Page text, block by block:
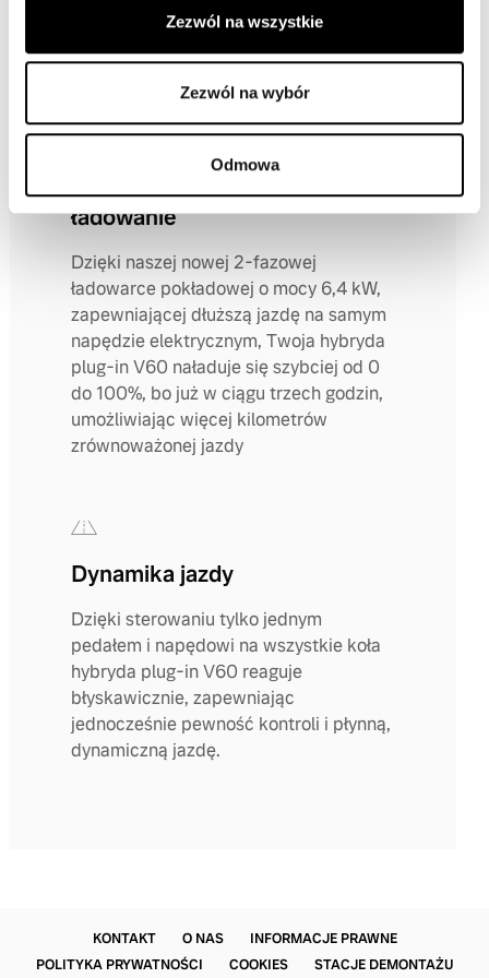
Zezwól na wszystkie
Zezwól na wybór
Odmowa
aktualne rozwiązania, a jednocześnie
gotową na to, co przyniesie przyszłość.
ładowanie
Dzięki naszej nowej 2-fazowej
ładowarce pokładowej o mocy 6,4 kW,
zapewniającej dłuższą jazdę na samym
napędzie elektrycznym, Twoja hybryda
plug-in V60 naładuje się szybciej od 0
do 100%, bo już w ciągu trzech godzin,
umożliwiając więcej kilometrów
zrównoważonej jazdy
Dynamika jazdy
Dzięki sterowaniu tylko jednym
pedałem i napędowi na wszystkie koła
hybryda plug-in V60 reaguje
błyskawicznie, zapewniając
jednocześnie pewność kontroli i płynną,
dynamiczną jazdę.
KONTAKT O NAS
INFORMACJE PRAWNE
POLITYKA PRYWATNOŚCI
COOKIES STACJE DEMONTAŻU